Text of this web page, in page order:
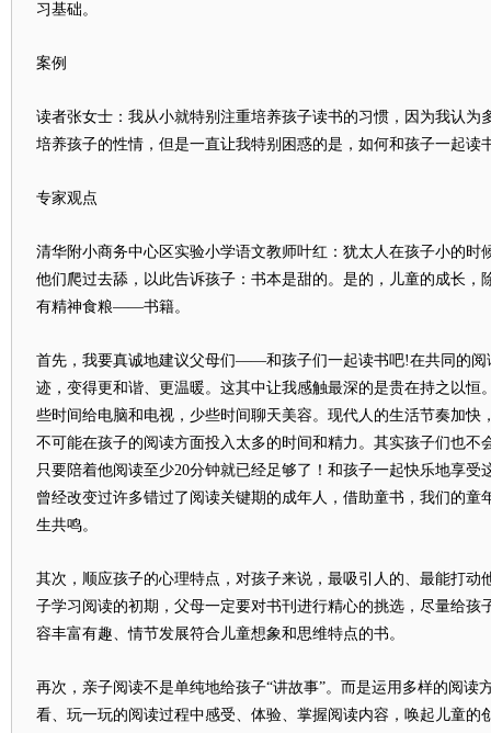
习基础。
案例
读者张女士：我从小就特别注重培养孩子读书的习惯，因为我认为
培养孩子的性情，但是一直让我特别困惑的是，如何和孩子一起读
专家观点
清华附小商务中心区实验小学语文教师叶红：犹太人在孩子小的时
他们爬过去舔，以此告诉孩子：书本是甜的。是的，儿童的成长，
有精神食粮――书籍。
首先，我要真诚地建议父母们――和孩子们一起读书吧!在共同的阅
迹，变得更和谐、更温暖。这其中让我感触最深的是贵在持之以恒
些时间给电脑和电视，少些时间聊天美容。现代人的生活节奏加快
不可能在孩子的阅读方面投入太多的时间和精力。其实孩子们也不
只要陪着他阅读至少20分钟就已经足够了！和孩子一起快乐地享受
曾经改变过许多错过了阅读关键期的成年人，借助童书，我们的童
生共鸣。
其次，顺应孩子的心理特点，对孩子来说，最吸引人的、最能打动
子学习阅读的初期，父母一定要对书刊进行精心的挑选，尽量给孩
容丰富有趣、情节发展符合儿童想象和思维特点的书。
再次，亲子阅读不是单纯地给孩子“讲故事”。而是运用多样的阅读
看、玩一玩的阅读过程中感受、体验、掌握阅读内容，唤起儿童的